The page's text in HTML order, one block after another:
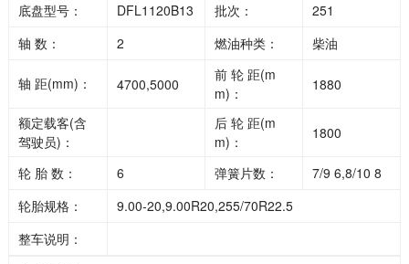
底盘型号：
DFL1120B13 批次：
251
轴 数：
2 燃油种类： 柴油
轴 距(mm)： 4700,5000
前 轮 距(m
m)：
1880
额定载客(含
驾驶员)：
后 轮 距(m
m)：
1800
轮 胎 数： 6 弹簧片数：
7/9 6,8/10 8
轮胎规格：
9.00-20,9.00R20,255/70R22.5
整车说明：